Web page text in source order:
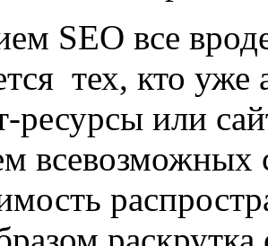
SEO все
тех, кто
ресурсы или
всевозможных